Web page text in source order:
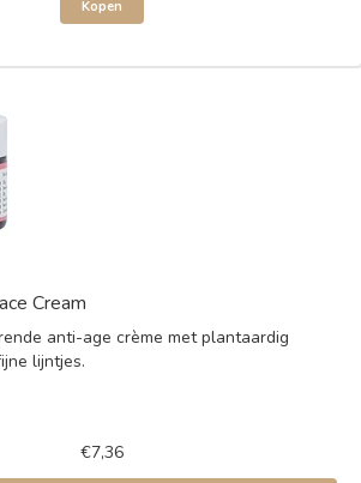
Kopen
Cream
anti-age crème met plantaardig
lijntjes.
€7,36